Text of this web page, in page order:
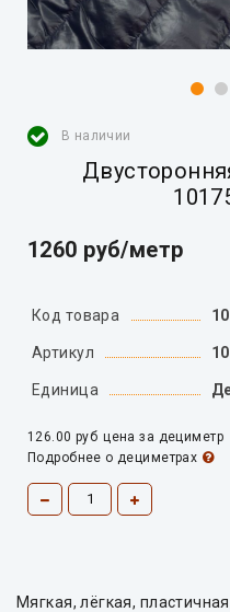
В наличии
1260 руб/метр
Код товара
Артикул
Единица
126.00 руб цена за дециметр
Подробнее о дециметрах
Мягкая, лёгкая,